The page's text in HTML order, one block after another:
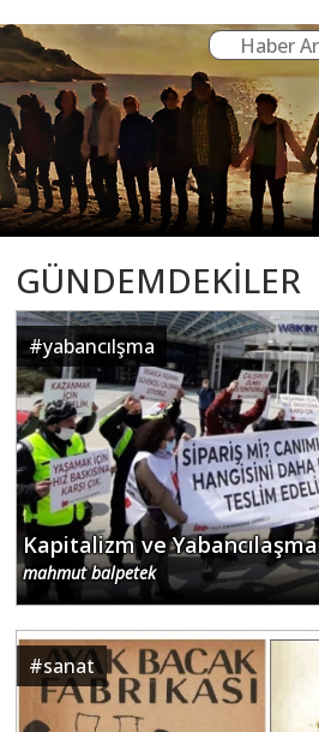
GÜNDEMDEKİLER
#yabancılşma
Kapitalizm ve Yabancılaşma
mahmut balpetek
#sanat